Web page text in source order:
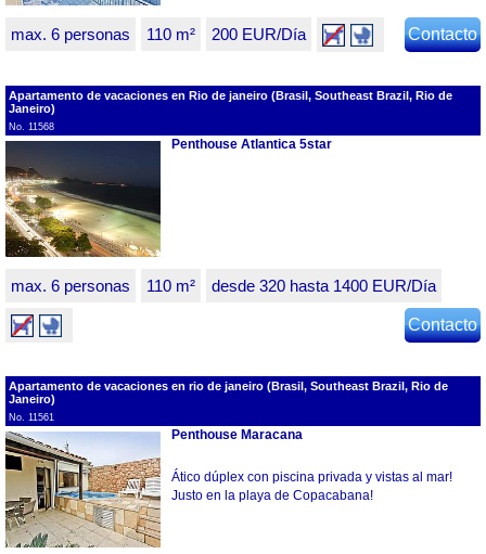
max. 6 personas 110 m² 200 EUR/Día Contacto
Apartamento de vacaciones en Rio de janeiro (Brasil, Southeast Brazil, Rio de
Janeiro)
No. 11568
Penthouse Atlantica 5star
max. 6 personas 110 m² desde 320 hasta 1400 EUR/Día
Contacto
Apartamento de vacaciones en rio de janeiro (Brasil, Southeast Brazil, Rio de
Janeiro)
No. 11561
Penthouse Maracana
Ático dúplex con piscina privada y vistas al mar!
Justo en la playa de Copacabana!